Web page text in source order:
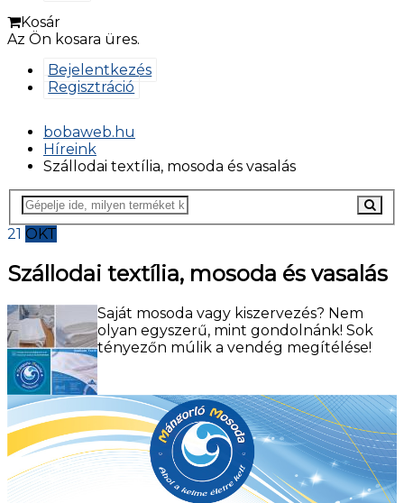
Kosár
Az Ön kosara üres.
Bejelentkezés
Regisztráció
bobaweb.hu
Híreink
Szállodai textília, mosoda és vasalás
21 OKT
Szállodai textília, mosoda és vasalás
Saját mosoda vagy kiszervezés? Nem
olyan egyszerű, mint gondolnánk! Sok
tényezőn múlik a vendég megítélése!